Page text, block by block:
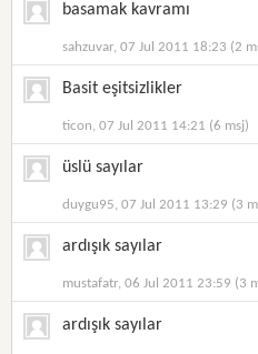
basamak kavramı
sahzuvar, 07 Jul 2011 18:23 (2
Basit eşitsizlikler
ticon, 07 Jul 2011 14:21 (6 msj)
üslü sayılar
duygu95, 07 Jul 2011 13:29 (3
ardışık sayılar
mustafatr, 06 Jul 2011 23:59 (3
ardışık sayılar